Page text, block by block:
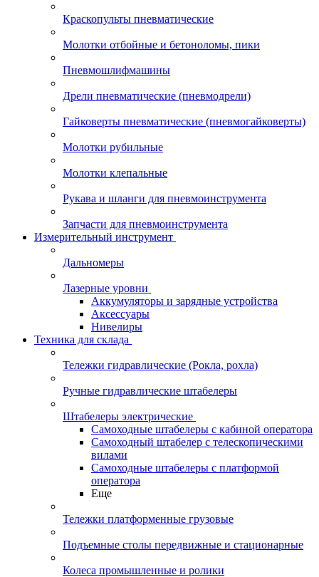
Краскопульты пневматические
Молотки отбойные и бетоноломы, пики
Пневмошлифмашины
Дрели пневматические (пневмодрели)
Гайковерты пневматические (пневмогайковерты)
Молотки рубильные
Молотки клепальные
Рукава и шланги для пневмоинструмента
Запчасти для пневмоинструмента
Измерительный инструмент
Дальномеры
Лазерные уровни
Аккумуляторы и зарядные устройства
Аксессуары
Нивелиры
Техника для склада
Тележки гидравлические (Рокла, рохла)
Ручные гидравлические штабелеры
Штабелеры электрические
Самоходные штабелеры с кабиной оператора
Самоходный штабелер с телескопическими
вилами
Самоходные штабелеры с платформой
оператора
Еще
Тележки платформенные грузовые
Подъемные столы передвижные и стационарные
Колеса промышленные и ролики